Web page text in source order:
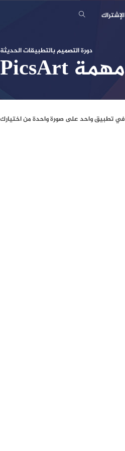
الإشتراك
دورة التصميم بالتطبيقات الحديثة
مهمة PicsArt